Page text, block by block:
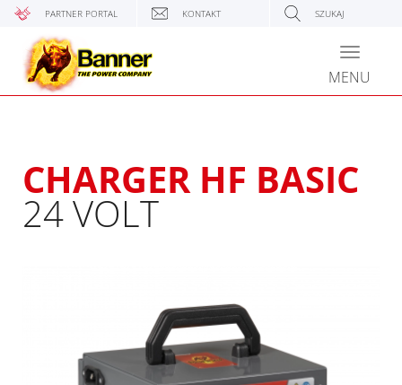
PARTNER PORTAL KONTAKT SZUKAJ
Toggle
MENU
CHARGER HF BASIC
24 VOLT